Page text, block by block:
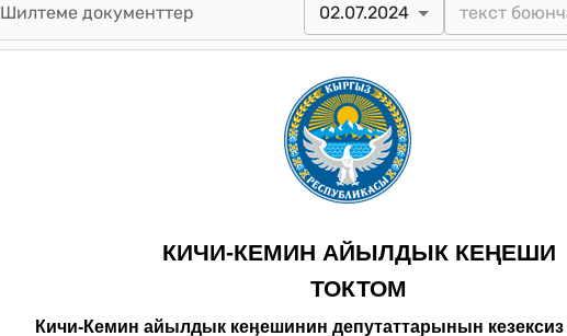
Шилтеме документтер 02.07.2024